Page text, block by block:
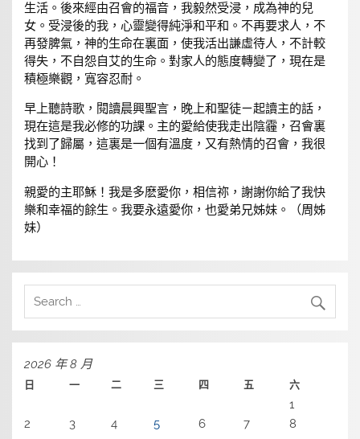
生活。後來經由召會的福音，我毅然受浸，成為神的兒
女。受浸後的我，心靈變得純淨和平和。不再要求人，不
再發脾氣，神的生命在裏面，使我活出謙虛待人，不計較
得失，不自怨自艾的生命。對家人的態度轉變了，現在是
積極樂觀，寬容忍耐。
早上聽詩歌，閱讀晨興聖言，晚上和聖徒ㄧ起讀主的話，
現在這是我必修的功課。主的愛給使我走出陰霾，召會裏
找到了歸屬，這裏是一個有溫度，又有熱情的召會，我很
開心！
親愛的主耶穌！我是多麽愛你，相信祢，謝謝你給了我快
樂和幸福的餘生。我要永遠愛你，也愛弟兄姊妹。（周姊
妹）
2026 年 8 月
日 一 二 三 四 五 六
1
2
3 4 5 6 7
8